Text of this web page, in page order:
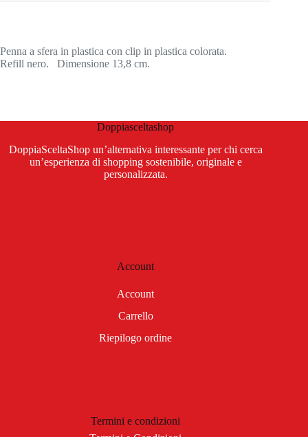
Penna a sfera in plastica con clip in plastica colorata.
Refill nero. Dimensione 13,8 cm.
Doppiasceltashop
DoppiaSceltaShop un’alternativa interessante per chi cerca
un’esperienza di shopping sostenibile, originale e
personalizzata.
Account
Account
Carrello
Riepilogo ordine
Termini e condizioni